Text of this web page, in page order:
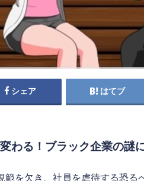
シェア はてブ
わる！ブラック企業の謎
範を欠き、社員を虐待する恐